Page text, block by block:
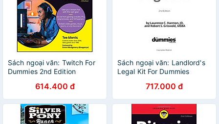
Sách ngoại văn: Twitch For
Dummies 2nd Edition
614.400 đ
Sách ngoại văn: Landlord's
Legal Kit For Dummies
717.000 đ